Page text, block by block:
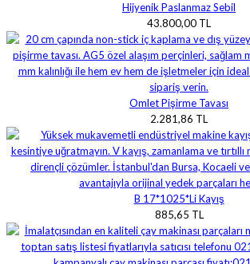
Hijyenik Paslanmaz Sebil
43.800,00 TL
Omlet Pişirme Tavası
2.281,86 TL
B 17*1025*Li Kayış
885,65 TL